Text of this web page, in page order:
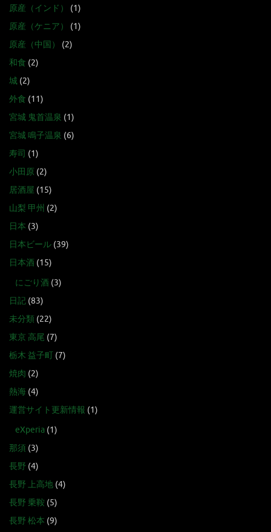
原産（インド）
(1)
原産（ケニア）
(1)
原産（中国）
(2)
和食 (2)
城 (2)
外食 (11)
宮城 鬼首温泉 (1)
宮城 鳴子温泉 (6)
寿司 (1)
小田原 (2)
居酒屋 (15)
山梨 甲州 (2)
日本 (3)
日本ビール (39)
日本酒 (15)
にごり酒 (3)
日記 (83)
未分類 (22)
東京 高尾 (7)
栃木 益子町 (7)
焼肉 (2)
熱海 (4)
運営サイト更新情報 (1)
eXperia (1)
那須 (3)
長野 (4)
長野 上高地 (4)
長野 乗鞍 (5)
長野 松本 (9)